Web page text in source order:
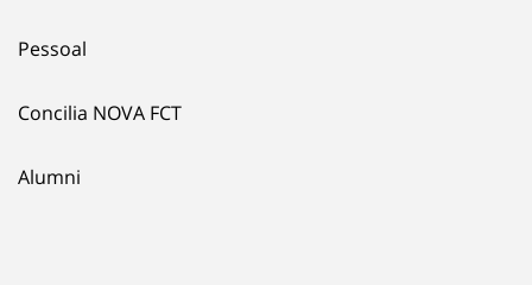
Pessoal
Concilia NOVA FCT
Alumni